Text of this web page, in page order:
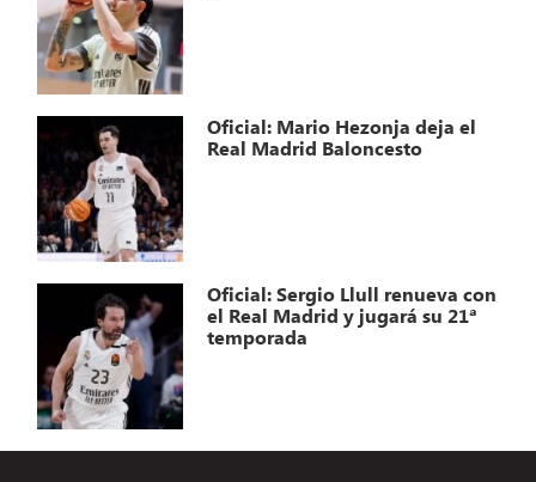
Oficial: Mario Hezonja deja el
Real Madrid Baloncesto
Oficial: Sergio Llull renueva con
el Real Madrid y jugará su 21ª
temporada